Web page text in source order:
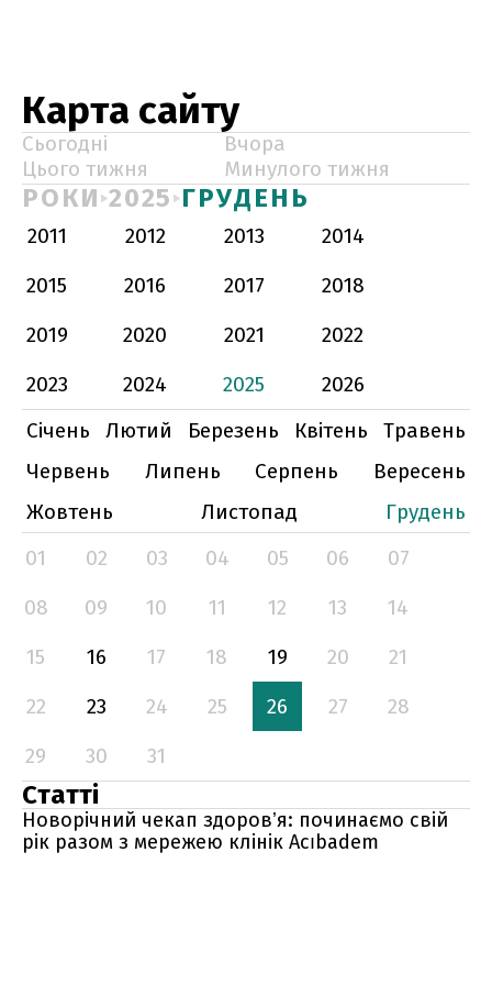
Карта сайту
Сьогодні
Вчора
Цього тижня
Минулого тижня
РОКИ 2025 ГРУДЕНЬ
2011 2012 2013
2014
2015
2016 2017
2018
2019
2020 2021
2022
2023
2024 2025
2026
Січень
Лютий Березень Квітень
Травень
Червень
Липень Серпень
Вересень
Жовтень
Листопад
Грудень
01
02 03 04 05 06
07
08
09 10 11 12 13
14
15
16 17 18 19 20
21
22
23 24 25 26 27
28
29
30 31
Статті
Новорічний чекап здоровʼя: починаємо свій
рік разом з мережею клінік Acıbadem